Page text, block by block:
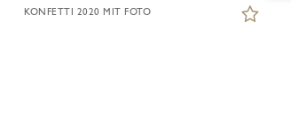
KONFETTI 2020 MIT FOTO